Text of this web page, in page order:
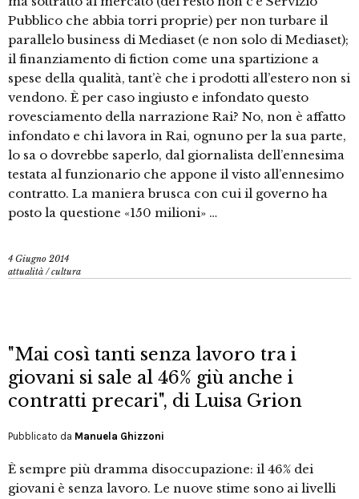
Pubblico che abbia torri proprie) per non turbare il
parallelo business di Mediaset (e non solo di Mediaset);
il finanziamento di fiction come una spartizione a
spese della qualità, tant’è che i prodotti all’estero non si
vendono. È per caso ingiusto e infondato questo
rovesciamento della narrazione Rai? No, non è affatto
infondato e chi lavora in Rai, ognuno per la sua parte,
lo sa o dovrebbe saperlo, dal giornalista dell’ennesima
testata al funzionario che appone il visto all’ennesimo
contratto. La maniera brusca con cui il governo ha
posto la questione «150 milioni» …
4 Giugno 2014
attualità /cultura
"Mai così tanti senza lavoro tra i
giovani si sale al 46% giù anche i
contratti precari", di Luisa Grion
Pubblicato da Manuela Ghizzoni
È sempre più dramma disoccupazione: il 46% dei
giovani è senza lavoro. Le nuove stime sono ai livelli